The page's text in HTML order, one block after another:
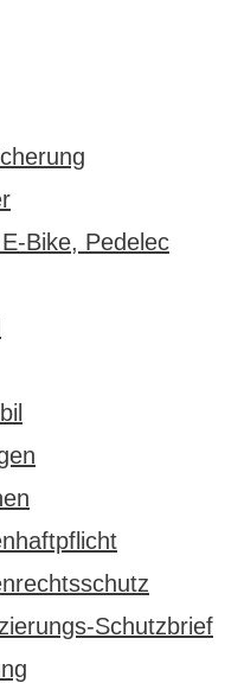
Bike, Pedelec
Schutzbrief